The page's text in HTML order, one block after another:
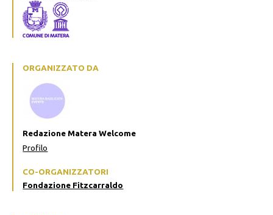
ORGANIZZATO DA
Redazione Matera Welcome
Profilo
CO-ORGANIZZATORI
Fondazione Fitzcarraldo